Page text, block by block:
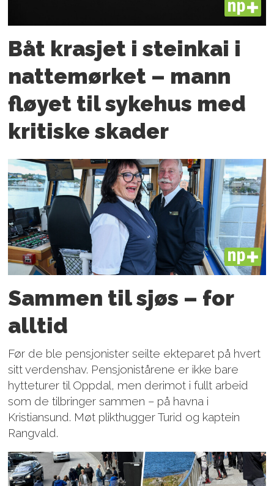
PLUS
Båt krasjet i steinkai i
nattemørket – mann
fløyet til sykehus med
kritiske skader
PLUS
Sammen til sjøs – for
alltid
Før de ble pensjonister seilte ekteparet på hvert
sitt verdenshav. Pensjonistårene er ikke bare
hytteturer til Oppdal, men derimot i fullt arbeid
som de tilbringer sammen – på havna i
Kristiansund. Møt plikthugger Turid og kaptein
Rangvald.